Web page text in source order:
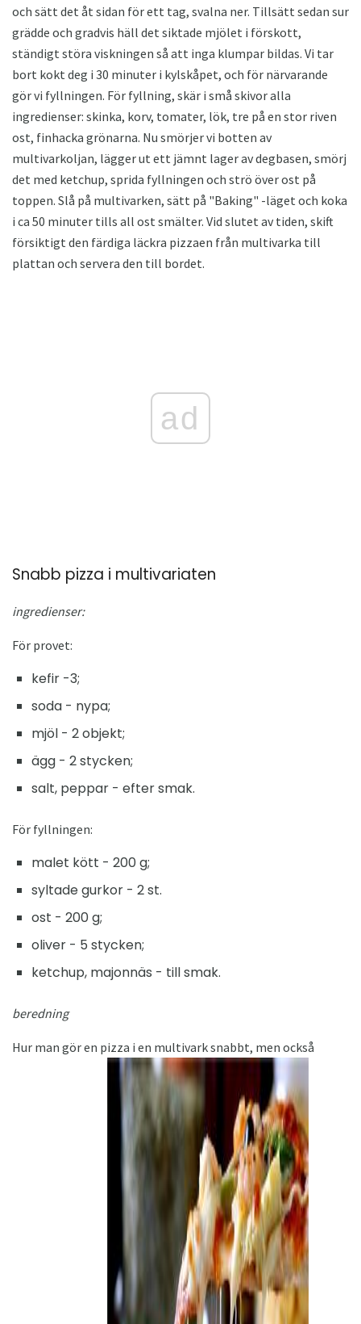
och sätt det åt sidan för ett tag, svalna ner. Tillsätt sedan sur
grädde och gradvis häll det siktade mjölet i förskott,
ständigt störa viskningen så att inga klumpar bildas. Vi tar
bort kokt deg i 30 minuter i kylskåpet, och för närvarande
gör vi fyllningen. För fyllning, skär i små skivor alla
ingredienser: skinka, korv, tomater, lök, tre på en stor riven
ost, finhacka grönarna. Nu smörjer vi botten av
multivarkoljan, lägger ut ett jämnt lager av degbasen, smörj
det med ketchup, sprida fyllningen och strö över ost på
toppen. Slå på multivarken, sätt på "Baking" -läget och koka
i ca 50 minuter tills all ost smälter. Vid slutet av tiden, skift
försiktigt den färdiga läckra pizzaen från multivarka till
plattan och servera den till bordet.
ad
Snabb pizza i multivariaten
ingredienser:
För provet:
kefir -3;
soda - nypa;
mjöl - 2 objekt;
ägg - 2 stycken;
salt, peppar - efter smak.
För fyllningen:
malet kött - 200 g;
syltade gurkor - 2 st.
ost - 200 g;
oliver - 5 stycken;
ketchup, majonnäs - till smak.
beredning
Hur man gör en pizza i en multivark snabbt, men också